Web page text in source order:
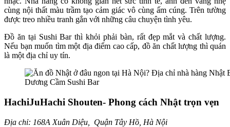
cùng nội thất màu trầm tạo cảm giác vô cùng ấm cúng. Trên tường
được treo nhiều tranh gắn với những câu chuyện tình yêu.
Đồ ăn tại Sushi Bar thì khỏi phải bàn, rất đẹp mắt và chất lượng.
Nếu bạn muốn tìm một địa điểm cao cấp, đồ ăn chất lượng thì quán
là một địa chỉ uy tín.
Dương Cầm Sushi Bar
HachiJuHachi Shouten- Phong cách Nhật trọn vẹn
Địa chỉ: 168A Xuân Diệu, Quận Tây Hồ, Hà Nội